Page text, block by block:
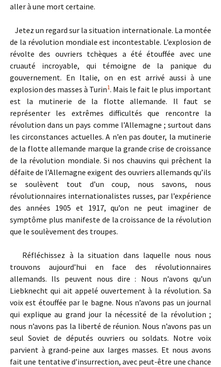
aller à une mort certaine.
Jetez un regard sur la situation internationale. La montée
de la révolution mondiale est incontestable. L’explosion de
révolte des ouvriers tchèques a été étouffée avec une
cruauté incroyable, qui témoigne de la panique du
gouvernement. En Italie, on en est arrivé aussi à une
explosion des masses à Turin1. Mais le fait le plus important
est la mutinerie de la flotte allemande. Il faut se
représenter les extrêmes difficultés que rencontre la
révolution dans un pays comme l’Allemagne ; surtout dans
les circonstances actuelles. A n’en pas douter, la mutinerie
de la flotte allemande marque la grande crise de croissance
de la révolution mondiale. Si nos chauvins qui prêchent la
défaite de l’Allemagne exigent des ouvriers allemands qu’ils
se soulèvent tout d’un coup, nous savons, nous
révolutionnaires internationalistes russes, par l’expérience
des années 1905 et 1917, qu’on ne peut imaginer de
symptôme plus manifeste de la croissance de la révolution
que le soulèvement des troupes.
Réfléchissez à la situation dans laquelle nous nous
trouvons aujourd’hui en face des révolutionnaires
allemands. Ils peuvent nous dire : Nous n’avons qu’un
Liebknecht qui ait appelé ouvertement à la révolution. Sa
voix est étouffée par le bagne. Nous n’avons pas un journal
qui explique au grand jour la nécessité de la révolution ;
nous n’avons pas la liberté de réunion. Nous n’avons pas un
seul Soviet de députés ouvriers ou soldats. Notre voix
parvient à grand-peine aux larges masses. Et nous avons
fait une tentative d’insurrection, avec peut-être une chance